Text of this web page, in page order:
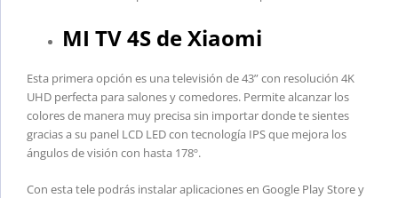
MI TV 4S de Xiaomi
Esta primera opción es una televisión de 43” con resolución 4K
UHD perfecta para salones y comedores. Permite alcanzar los
colores de manera muy precisa sin importar donde te sientes
gracias a su panel LCD LED con tecnología IPS que mejora los
ángulos de visión con hasta 178º.
Con esta tele podrás instalar aplicaciones en Google Play Store y